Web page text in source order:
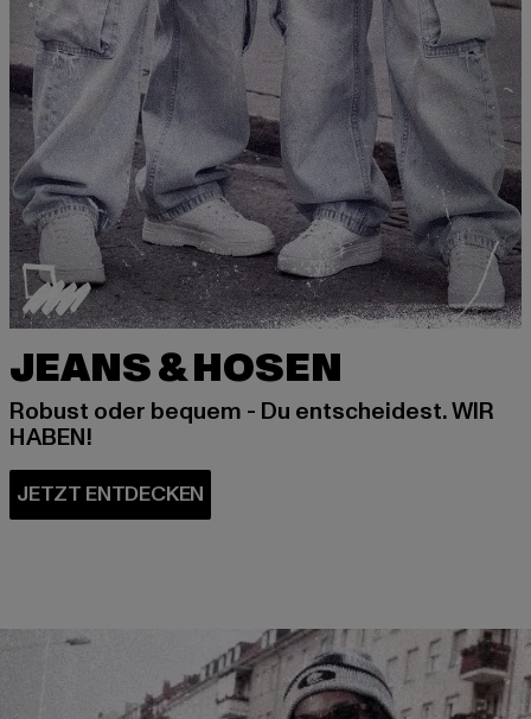
JEANS & HOSEN
Robust oder bequem - Du entscheidest. WIR
HABEN!